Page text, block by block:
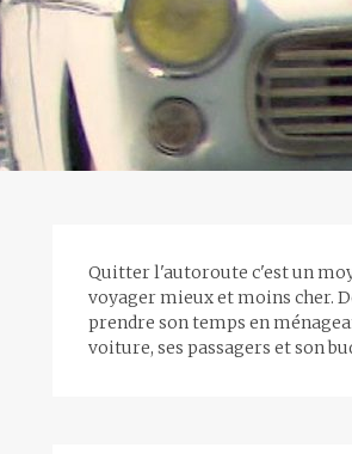
Quitter l'autoroute c'est un
voyager mieux et moins cher.
prendre son temps en
voiture, ses passagers et son